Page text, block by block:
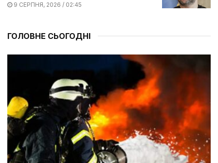
9 СЕРПНЯ, 2026 / 02:45
ГОЛОВНЕ СЬОГОДНІ